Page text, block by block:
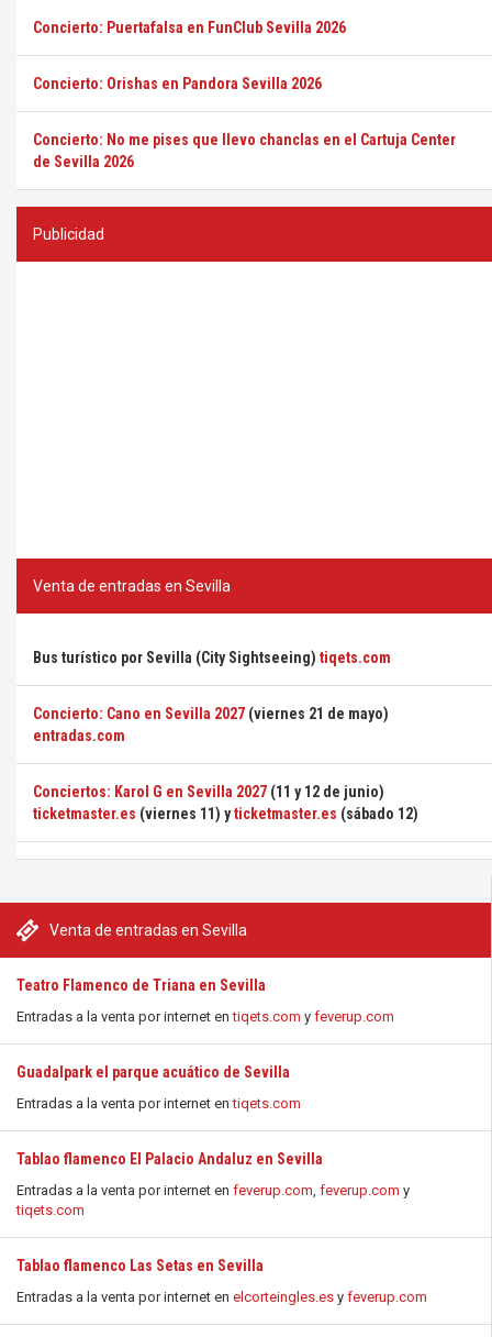
Venta de entradas en Sevilla
Teatro Flamenco de Triana en Sevilla
Entradas a la venta por internet entiqets.com y feverup.com
Guadalpark el parque acuático de Sevilla
Entradas a la venta por internet entiqets.com
Tablao flamenco El Palacio Andaluz en Sevilla
Entradas a la venta por internet en feverup.com, feverup.com y
tiqets.com
Tablao flamenco Las Setas en Sevilla
Entradas a la venta por internet en elcorteingles.es y feverup.com
Concierto: Puertafalsa en FunClub Sevilla 2026
Concierto: Orishas en Pandora Sevilla 2026
Concierto: No me pises que llevo chanclas en el Cartuja Center
de Sevilla 2026
Publicidad
Venta de entradas en Sevilla
Bus turístico por Sevilla (City Sightseeing) tiqets.com
Concierto: Cano en Sevilla 2027 (viernes 21 de mayo)
entradas.com
Conciertos: Karol G en Sevilla 2027 (11 y 12 de junio)
ticketmaster.es (viernes 11) yticketmaster.es (sábado 12)